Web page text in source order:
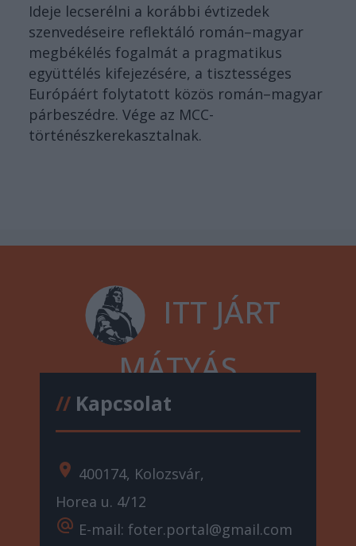
Ideje lecserélni a korábbi évtizedek
szenvedéseire reflektáló román–magyar
megbékélés fogalmát a pragmatikus
együttélés kifejezésére, a tisztességes
Európáért folytatott közös román–magyar
párbeszédre. Vége az MCC-
történészkerekasztalnak.
ITT JÁRT
MÁTYÁS
//Kapcsolat
location_on 400174, Kolozsvár,
Horea u. 4/12
alternate_email E-mail: foter.portal@gmail.com